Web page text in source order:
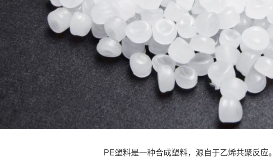
PE塑料是一种合成塑料，源自于乙烯共聚反应。